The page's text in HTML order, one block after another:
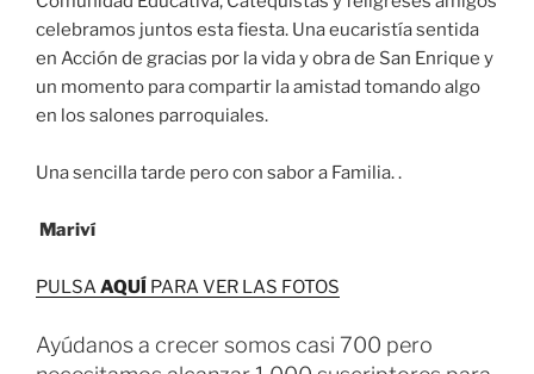
celebramos juntos esta fiesta. Una eucaristía sentida
en Acción de gracias por la vida y obra de San Enrique y
un momento para compartir la amistad tomando algo
en los salones parroquiales.
Una sencilla tarde pero con sabor a Familia. .
Mariví
PULSAAQUÍ PARA VER LAS FOTOS
Ayúdanos a crecer somos casi 700 pero